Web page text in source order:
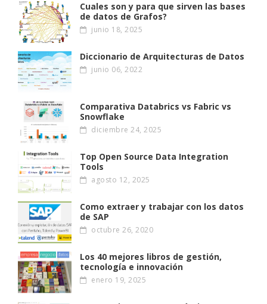
Cuales son y para que sirven las bases
de datos de Grafos?
junio 18, 2025
Diccionario de Arquitecturas de Datos
junio 06, 2022
Comparativa Databrics vs Fabric vs
Snowflake
diciembre 24, 2025
Top Open Source Data Integration
Tools
agosto 12, 2025
Como extraer y trabajar con los datos
de SAP
octubre 26, 2020
Los 40 mejores libros de gestión,
tecnología e innovación
enero 19, 2025